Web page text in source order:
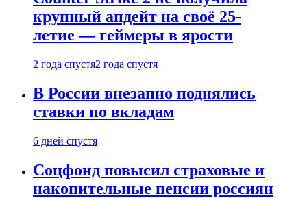
крупный апдейт на своё 25-
летие — геймеры в ярости
2 года спустя2 года спустя
В России внезапно поднялись
ставки по вкладам
6 дней спустя
Соцфонд повысил страховые и
накопительные пенсии россиян